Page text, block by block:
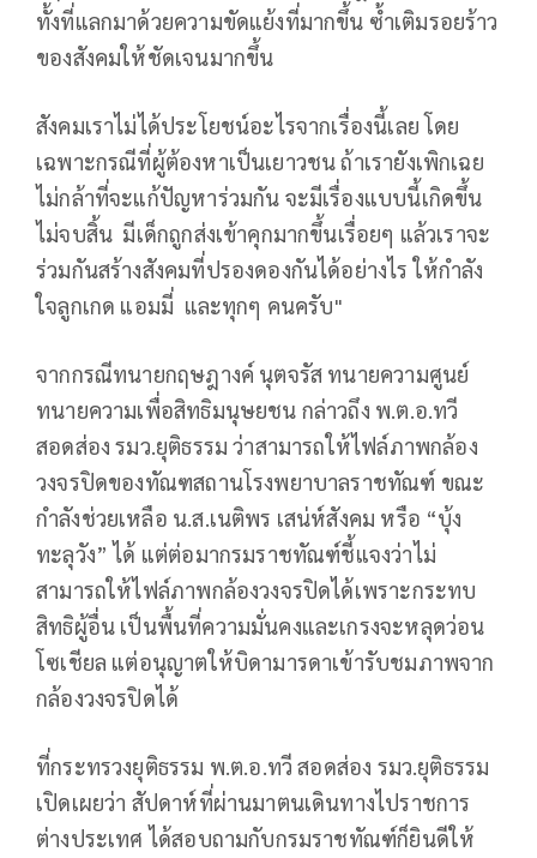
ทั้งที่แลกมาด้วยความขัดแย้งที่มากขึ้น ซ้ำเติมรอยร้าว
ของสังคมให้ชัดเจนมากขึ้น
สังคมเราไม่ได้ประโยชน์อะไรจากเรื่องนี้เลย โดย
เฉพาะกรณีที่ผู้ต้องหาเป็นเยาวชน ถ้าเรายังเพิกเฉย
ไม่กล้าที่จะแก้ปัญหาร่วมกัน จะมีเรื่องแบบนี้เกิดขึ้น
ไม่จบสิ้น มีเด็กถูกส่งเข้าคุกมากขึ้นเรื่อยๆ แล้วเราจะ
ร่วมกันสร้างสังคมที่ปรองดองกันได้อย่างไร ให้กำลัง
ใจลูกเกด แอมมี่ และทุกๆ คนครับ"
จากกรณีทนายกฤษฎางค์ นุตจรัส ทนายความศูนย์
ทนายความเพื่อสิทธิมนุษยชน กล่าวถึง พ.ต.อ.ทวี
สอดส่อง รมว.ยุติธรรม ว่าสามารถให้ไฟล์ภาพกล้อง
วงจรปิดของทัณฑสถานโรงพยาบาลราชทัณฑ์ ขณะ
กำลังช่วยเหลือ น.ส.เนติพร เสน่ห์สังคม หรือ “บุ้ง
ทะลุวัง” ได้ แต่ต่อมากรมราชทัณฑ์ชี้แจงว่าไม่
สามารถให้ไฟล์ภาพกล้องวงจรปิดได้เพราะกระทบ
สิทธิผู้อื่น เป็นพื้นที่ความมั่นคงและเกรงจะหลุดว่อน
โซเชียล แต่อนุญาตให้บิดามารดาเข้ารับชมภาพจาก
กล้องวงจรปิดได้
ที่กระทรวงยุติธรรม พ.ต.อ.ทวี สอดส่อง รมว.ยุติธรรม
เปิดเผยว่า สัปดาห์ที่ผ่านมาตนเดินทางไปราชการ
ต่างประเทศ ได้สอบถามกับกรมราชทัณฑ์ก็ยินดีให้